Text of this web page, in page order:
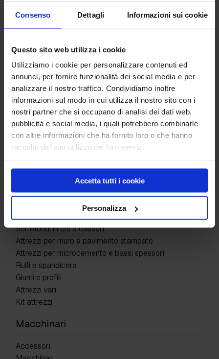
Consenso Dettagli Informazioni sui cookie
Questo sito web utilizza i cookie
Utilizziamo i cookie per personalizzare contenuti ed
annunci, per fornire funzionalità dei social media e per
analizzare il nostro traffico. Condividiamo inoltre
informazioni sul modo in cui utilizza il nostro sito con i
nostri partner che si occupano di analisi dei dati web,
pubblicità e social media, i quali potrebbero combinarle
con altre informazioni che ha fornito loro o che hanno
raccolto dal suo utilizzo dei loro servizi.
Accetta tutti i cookie
Personalizza
Marsupio
Metro pieghevole
Prodotti
Pavimenti industriali
Giunti di costruzione
Superfici Decorative
Protettivi e resine
Detergenti e altro
Kit prodotti
Frattazzi e spatole
Tavole liscianti
Sottofondi in cls e casseri
Attrezzi per muro e pavimento stampato
Attrezzi per microcemento e bassi spessori
Rulli e spandicera
Giunti e profili
Attrezzi vari
Kit attrezzi
Macchinari
Accessori